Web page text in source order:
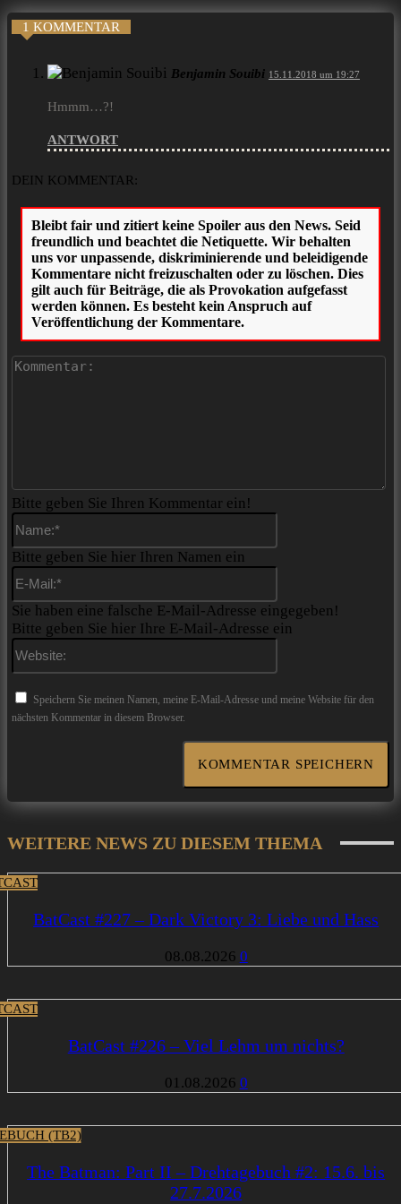
1 KOMMENTAR
Benjamin Souibi 15.11.2018 um 19:27
Hmmm…?!
ANTWORT
DEIN KOMMENTAR:
Bitte geben Sie Ihren Kommentar ein!
Bitte geben Sie hier Ihren Namen ein
Sie haben eine falsche E-Mail-Adresse eingegeben!
Bitte geben Sie hier Ihre E-Mail-Adresse ein
Speichern Sie meinen Namen, meine E-Mail-Adresse und meine Website für den
nächsten Kommentar in diesem Browser.
WEITERE NEWS ZU DIESEM THEMA
BatCast #227 – Dark Victory 3: Liebe und Hass
08.08.2026 0
BatCast #226 – Viel Lehm um nichts?
01.08.2026 0
(TB2)
The Batman: Part II – Drehtagebuch #2: 15.6. bis
27.7.2026